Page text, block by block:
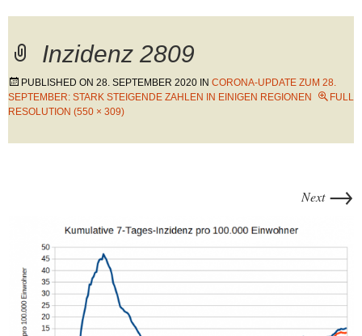
Inzidenz 2809
PUBLISHED ON 28. SEPTEMBER 2020 IN CORONA-UPDATE ZUM 28.
SEPTEMBER: STARK STEIGENDE ZAHLEN IN EINIGEN REGIONEN
FULL
RESOLUTION (550 × 309)
Next →